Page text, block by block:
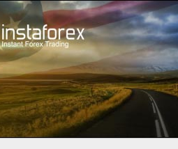
Трейдерам Форекс обзоры